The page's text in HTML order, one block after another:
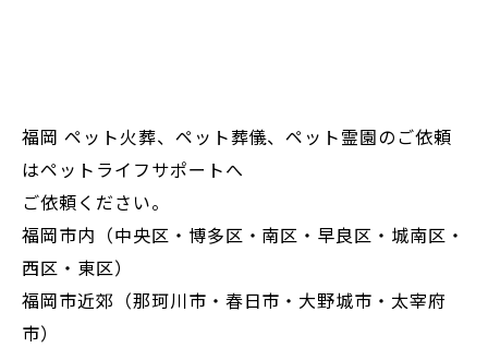
福岡 ペット火葬、ペット葬儀、ペット霊園のご依頼
はペットライフサポートへ
ご依頼ください。
福岡市内（中央区・博多区・南区・早良区・城南区・
西区・東区）
福岡市近郊（那珂川市・春日市・大野城市・太宰府
市）